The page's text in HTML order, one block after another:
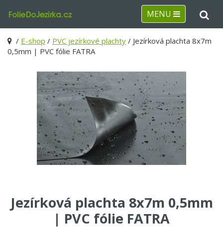
MENU
/ E-shop / PVC jezírkové plachty / Jezírková plachta 8x7m
0,5mm | PVC fólie FATRA
Jezírková plachta 8x7m 0,5mm
| PVC fólie FATRA